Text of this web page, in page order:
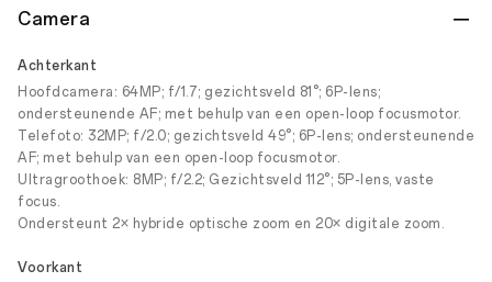
Camera
Achterkant
Hoofdcamera: 64MP; f/1.7; gezichtsveld 81°; 6P-lens;
ondersteunende AF; met behulp van een open-loop focusmotor.
Telefoto: 32MP; f/2.0; gezichtsveld 49°; 6P-lens; ondersteunende
AF; met behulp van een open-loop focusmotor.
Ultragroothoek: 8MP; f/2.2; Gezichtsveld 112°; 5P-lens, vaste
focus.
Ondersteunt 2× hybride optische zoom en 20× digitale zoom.
Voorkant